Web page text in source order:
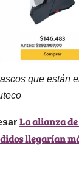
que están
La alianza de
llegarían